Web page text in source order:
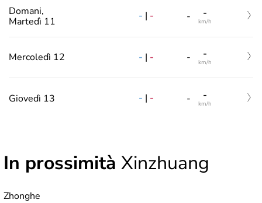
Domani,
Martedì 11
- | - - -
km/h
Mercoledì 12 - | - - -
km/h
Giovedì 13 - | - - -
km/h
In prossimità Xinzhuang
Zhonghe